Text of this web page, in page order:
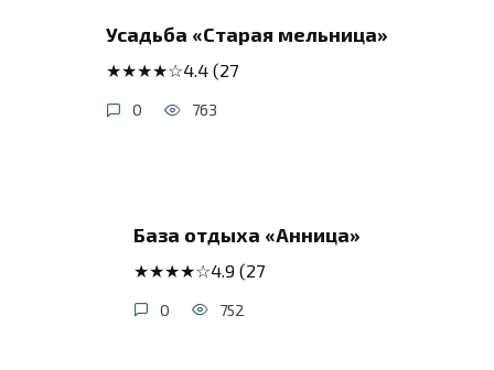
Усадьба «Старая мельница»
★★★★☆4.4 (27
0 763
База отдыха «Анница»
★★★★☆4.9 (27
0 752